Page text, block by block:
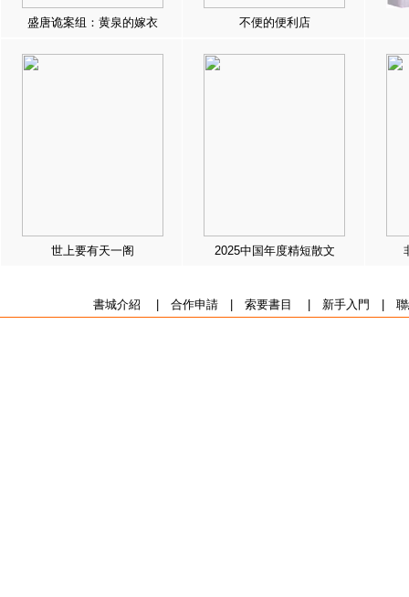
盛唐诡案组：黄泉的嫁衣 不便的便利店
世上要有天一阁 2025中国年度精短散文
書城介紹 合作申請| 索要書目 新手入門